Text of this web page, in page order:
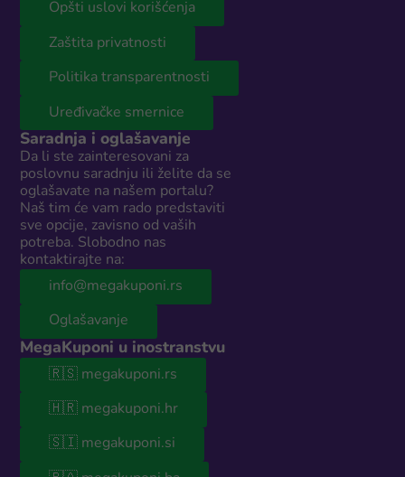
Opšti uslovi korišćenja
Zaštita privatnosti
Politika transparentnosti
Uređivačke smernice
Saradnja i oglašavanje
Da li ste zainteresovani za
poslovnu saradnju ili želite da se
oglašavate na našem portalu?
Naš tim će vam rado predstaviti
sve opcije, zavisno od vaših
potreba. Slobodno nas
kontaktirajte na:
info@megakuponi.rs
Oglašavanje
MegaKuponi u inostranstvu
🇷🇸 megakuponi.rs
🇭🇷 megakuponi.hr
🇸🇮 megakuponi.si